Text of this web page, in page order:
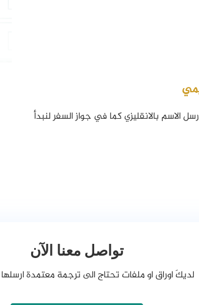
الاسم بالانقليزي كما في جواز السفر لنبدأ
تواصل معنا الآن
لديكَ اوراق او ملفات تحتاج الى ترجمة معتمدة ارسلها